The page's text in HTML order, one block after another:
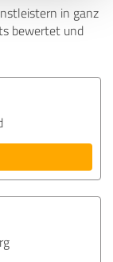
in ganz
bewertet und